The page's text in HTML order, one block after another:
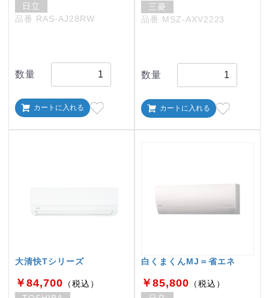
日立
品番 RAS-AJ28RW
数量
カートに入れる
三菱
品番 MSZ-AXV2223
数量
カートに入れる
大清快Tシリーズ
￥84,700 （税込）
白くまくんMJ＝省エネ
￥85,800 （税込）